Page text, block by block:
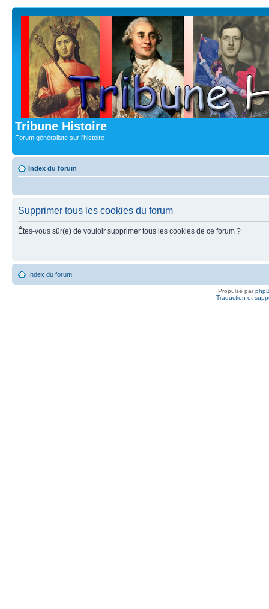
Tribune Histoire
Forum généraliste sur l'histoire
Index du forum
Supprimer tous les cookies du forum
Êtes-vous sûr(e) de vouloir supprimer tous les cookies de ce forum ?
Index du forum
Propulsé par
Traduction et